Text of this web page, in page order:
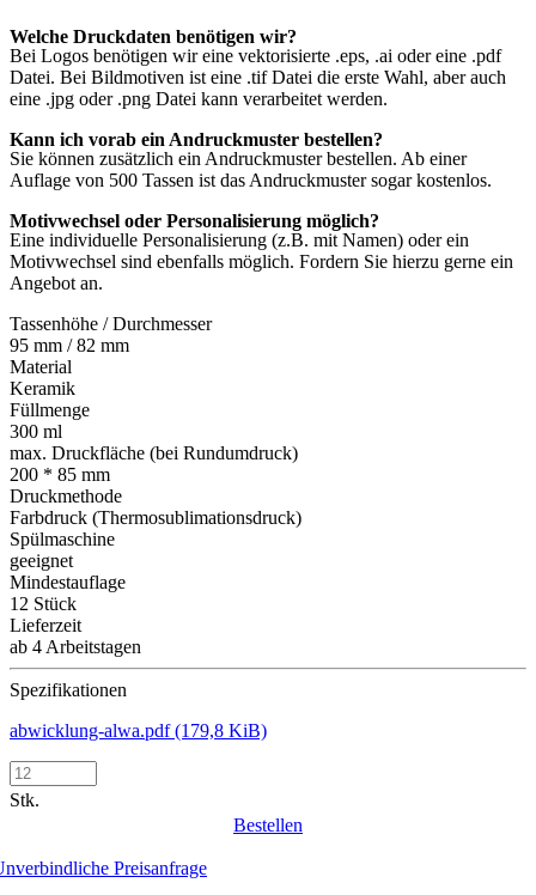
Welche Druckdaten benötigen wir?
Bei Logos benötigen wir eine vektorisierte .eps, .ai oder eine .pdf
Datei. Bei Bildmotiven ist eine .tif Datei die erste Wahl, aber auch
eine .jpg oder .png Datei kann verarbeitet werden.
Kann ich vorab ein Andruckmuster bestellen?
Sie können zusätzlich ein Andruckmuster bestellen. Ab einer
Auflage von 500 Tassen ist das Andruckmuster sogar kostenlos.
Motivwechsel oder Personalisierung möglich?
Eine individuelle Personalisierung (z.B. mit Namen) oder ein
Motivwechsel sind ebenfalls möglich. Fordern Sie hierzu gerne ein
Angebot an.
Tassenhöhe / Durchmesser
95 mm / 82 mm
Material
Keramik
Füllmenge
300 ml
max. Druckfläche (bei Rundumdruck)
200 * 85 mm
Druckmethode
Farbdruck (Thermosublimationsdruck)
Spülmaschine
geeignet
Mindestauflage
12 Stück
Lieferzeit
ab 4 Arbeitstagen
Spezifikationen
abwicklung-alwa.pdf(179,8 KiB)
Stk.
Bestellen
Preisanfrage